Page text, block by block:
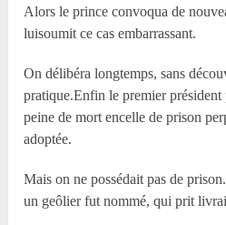
Alors le prince convoqua de
luisoumit ce cas embarrassant.
On délibéra longtemps, sans
pratique.Enfin le premier président
peine de mort encelle de prison
adoptée.
Mais on ne possédait pas de
un geôlier fut nommé, qui prit